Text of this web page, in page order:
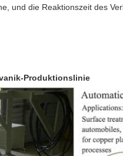
und die Reaktionszeit des
Produktionslinie